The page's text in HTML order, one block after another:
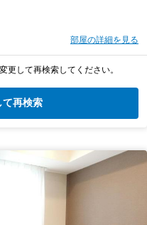
部屋の詳細を見る
更して再検索してください。
て再検索